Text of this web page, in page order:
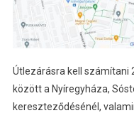
Útlezárásra kell számítani
között a Nyíregyháza,
kereszteződésénél,